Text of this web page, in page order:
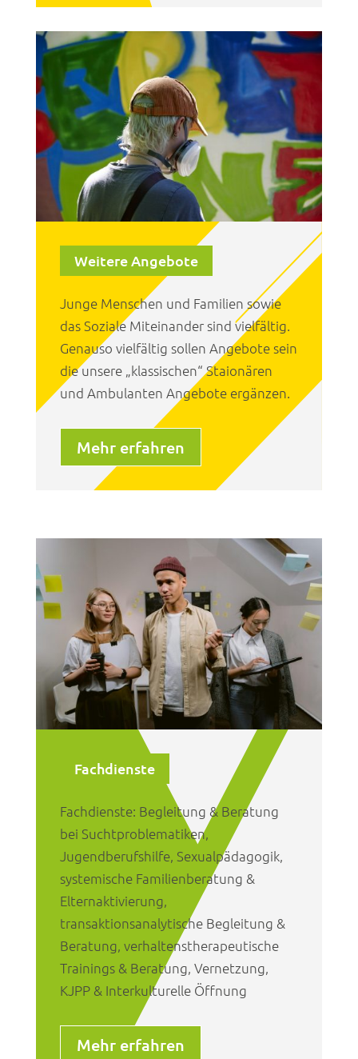
Weitere Angebote
Junge Menschen und Familien sowie
das Soziale Miteinander sind vielfältig.
Genauso vielfältig sollen Angebote sein
die unsere „klassischen“ Staionären
und Ambulanten Angebote ergänzen.
Mehr erfahren
Fachdienste
Fachdienste: Begleitung & Beratung
bei Suchtproblematiken,
Jugendberufshilfe, Sexualpädagogik,
systemische Familienberatung &
Elternaktivierung,
transaktionsanalytische Begleitung &
Beratung, verhaltenstherapeutische
Trainings & Beratung, Vernetzung,
KJPP & Interkulturelle Öffnung
Mehr erfahren